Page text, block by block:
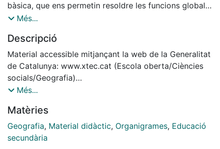
bàsica, que ens permetin resoldre les funcions globals
que poden mostrar els organigrames en relació al
Només hem plantejat tres funcions bàsiques que
resolen bona part dels temes que es presenten a nivell
de secundària i batxillerat: la seqüència històrica o la
successió de conjunts, la funció comparativa i la
estructura estàndard d'un circuit.
proposem, es manté l'estructura bàsica triangular.
Material del Professorat: és important a l'hora
d'explicar als estudiants aquest tema identificar
Més...
Descripció
Material accessible mitjançant la web de la Generalitat
de Catalunya: www.xtec.cat (Escola oberta/Ciències
socials/Geografia)
http://www.xtec.cat/recursos/socials/recursgeo/index.
Recursos didàctics en geografia: Organigrames teòrics
Més...
Matèries
Geografia, Material didàctic, Organigrames, Educació
secundària